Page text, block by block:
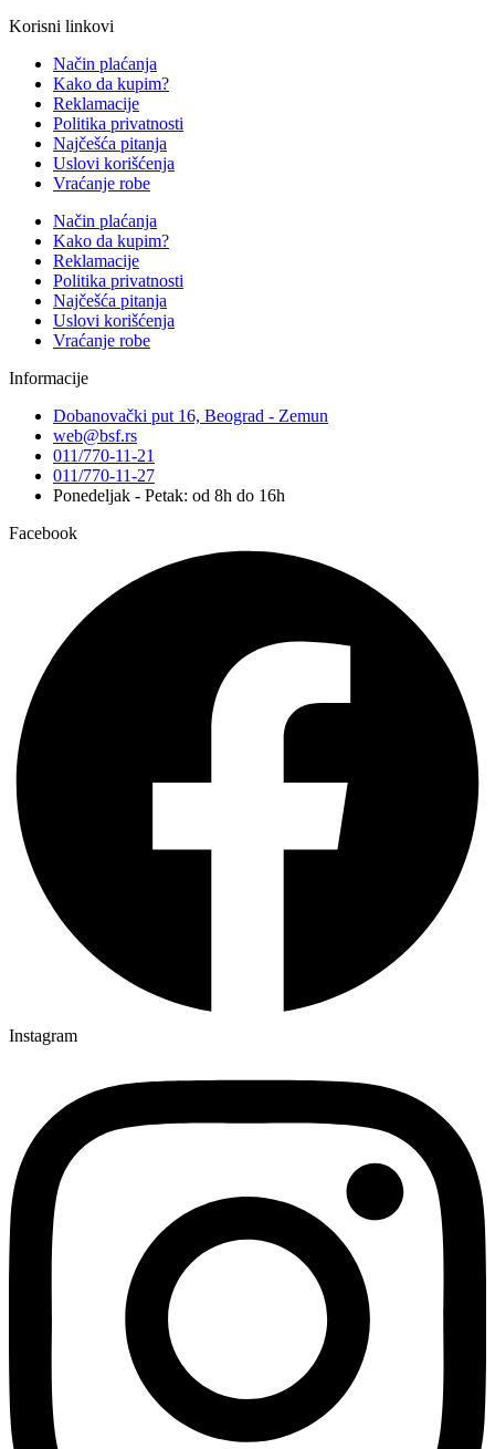
Korisni linkovi
Način plaćanja
Kako da kupim?
Reklamacije
Politika privatnosti
Najčešća pitanja
Uslovi korišćenja
Vraćanje robe
Način plaćanja
Kako da kupim?
Reklamacije
Politika privatnosti
Najčešća pitanja
Uslovi korišćenja
Vraćanje robe
Informacije
Dobanovački put 16, Beograd - Zemun
web@bsf.rs
011/770-11-21
011/770-11-27
Ponedeljak - Petak: od 8h do 16h
Facebook
Instagram